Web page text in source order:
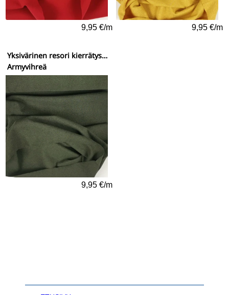
9,95 €/m 9,95 €/m
Yksivärinen resori kierrätysmateriaaleista
Armyvihreä
9,95 €/m